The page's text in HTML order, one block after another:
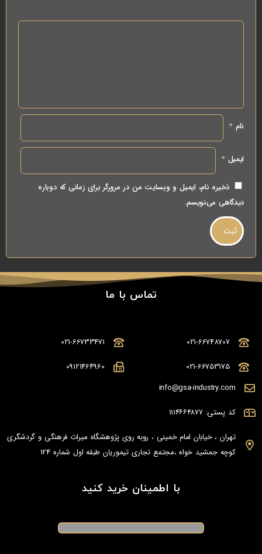
نام*
ایمیل*
ذخیره نام، ایمیل و وبسایت من در مرورگر برای زمانی که دوباره
دیدگاهی می‌نویسم.
تماس با ما
021-66748707
021-66753175
021-66733471
09121464960
info@gsa-industry.com
کد پستی: ۱۱۱۴۶۶۴۸۷۷
تهران ، خیابان امام خمینی ، روبه روی پژوهشگاه میراث فرهنگی و گردشگری
کوچه جمشید خواه ،مجتمع تجاری تیموریان طبقه اول شماره 124
با اطمینان خرید کنید